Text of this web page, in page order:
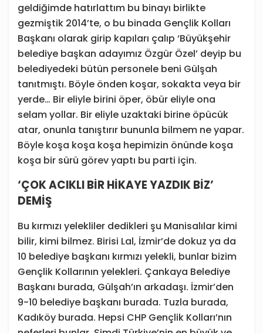
geldiğimde hatırlattım bu binayı birlikte
gezmiştik 2014’te, o bu binada Gençlik Kolları
Başkanı olarak girip kapıları çalıp ‘Büyükşehir
belediye başkan adayımız Özgür Özel’ deyip bu
belediyedeki bütün personele beni Gülşah
tanıtmıştı. Böyle önden koşar, sokakta veya bir
yerde… Bir eliyle birini öper, öbür eliyle ona
selam yollar. Bir eliyle uzaktaki birine öpücük
atar, onunla tanıştırır bununla bilmem ne yapar.
Böyle koşa koşa koşa hepimizin önünde koşa
koşa bir sürü görev yaptı bu parti için.
‘ÇOK ACIKLI BİR HİKAYE YAZDIK BİZ’
DEMİŞ
Bu kırmızı yelekliler dedikleri şu Manisalılar kimi
bilir, kimi bilmez. Birisi Lal, İzmir’de dokuz ya da
10 belediye başkanı kırmızı yelekli, bunlar bizim
Gençlik Kollarının yelekleri. Çankaya Belediye
Başkanı burada, Gülşah’ın arkadaşı. İzmir’den
9-10 belediye başkanı burada. Tuzla burada,
Kadıköy burada. Hepsi CHP Gençlik Kolları’nın